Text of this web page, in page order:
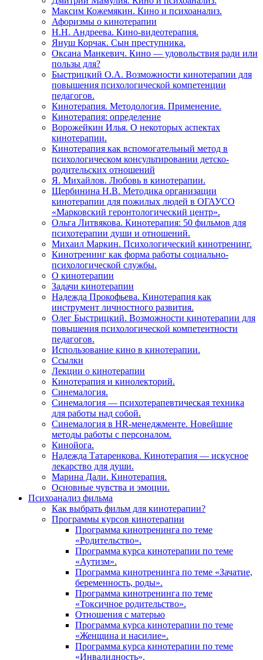
Максим Кожемякин. Кино и психоанализ.
Афоризмы о кинотерапии
Н.Н. Андреева. Кино-видеотерапия.
Януш Корчак. Сын преступника.
Оксана Манкевич. Кино — удовольствия ради или
пользы для?
Быстрицкий О.А. Возможности кинотерапии для
повышения психологической компетенции
педагогов.
Кинотерапия. Методология. Применение.
Кинотерапия: определение
Ворожейкин Илья. О некоторых аспектах
кинотерапии.
Кинотерапия как вспомогательный метод в
психологическом консультировании детско-
родительских отношений
Я. Михайлов. Любовь в кинотерапии.
Щербинина Н.В. Методика организации
кинотерапии для пожилых людей в ОГАУСО
«Марковский геронтологический центр».
Ольга Литвякова. Кинотерапия: 50 фильмов для
психотерапии души и отношений.
Михаил Маркин. Психологический кинотренинг.
Кинотренинг как форма работы социально-
психологической службы.
О кинотерапии
Задачи кинотерапии
Надежда Прокофьева. Кинотерапия как
инструмент личностного развития.
Олег Быстрицкий. Возможности кинотерапии для
повышения психологической компетентности
педагогов.
Использование кино в кинотерапии.
Ссылки
Лекции о кинотерапии
Кинотерапия и кинолекторий.
Синемалогия.
Синемалогия — психотерапевтическая техника
для работы над собой.
Синемалогия в HR-менеджменте. Новейшие
методы работы с персоналом.
Кинойога.
Надежда Татаренкова. Кинотерапия — искусное
лекарство для души.
Марина Дали. Кинотерапия.
Основные чувства и эмоции.
Психоанализ фильма
Как выбрать фильм для кинотерапии?
Программы курсов кинотерапии
Программа кинотренинга по теме
«Родительство».
Программа курса кинотерапии по теме
«Аутизм».
Программа кинотренинга по теме «Зачатие,
беременность, роды».
Программа кинотренинга по теме
«Токсичное родительство».
Отношения с матерью
Программа курса кинотерапии по теме
«Женщина и насилие».
Программа курса кинотерапии по теме
«Инвалидность».